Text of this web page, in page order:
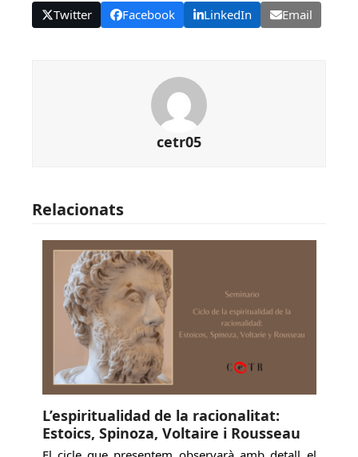
Twitter Facebook LinkedIn Email
cetr05
Relacionats
L’espiritualidad de la racionalitat:
Estoics, Spinoza, Voltaire i Rousseau